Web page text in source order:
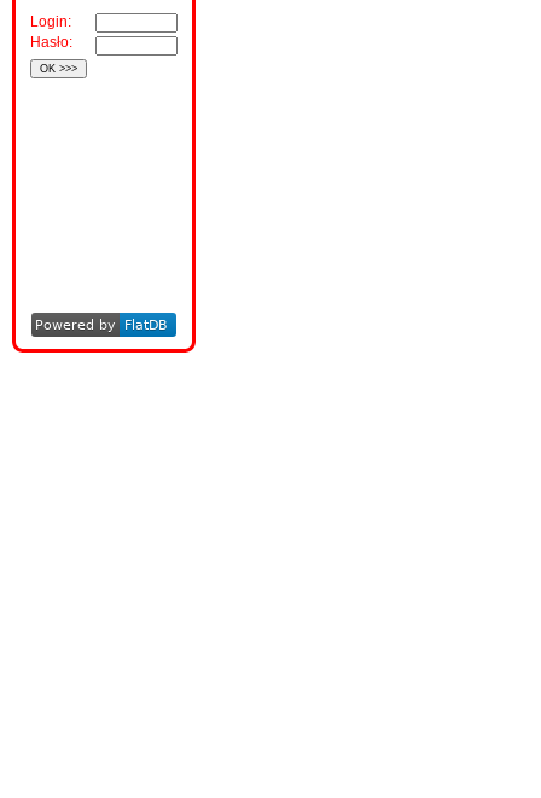
Login:
Hasło: